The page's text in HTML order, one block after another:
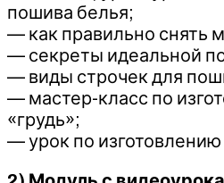
пошива белья;
— как правильно снять
— секреты идеальной
— виды строчек для
— мастер-класс по
«грудь»;
— урок по